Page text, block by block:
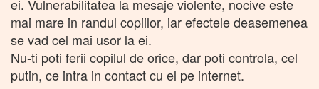
ei. Vulnerabilitatea la mesaje violente, nocive este
mai mare in randul copiilor, iar efectele deasemenea
se vad cel mai usor la ei.
Nu-ti poti ferii copilul de orice, dar poti controla, cel
putin, ce intra in contact cu el pe internet.